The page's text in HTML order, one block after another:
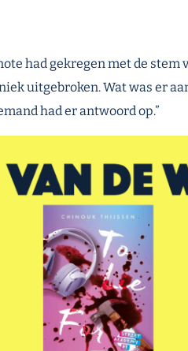
had gekregen met de stem
uitgebroken. Wat was er
had er antwoord op.”